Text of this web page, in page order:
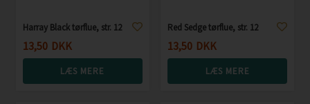
Harray Black tørflue, str. 12
13,50 DKK
LÆS MERE
Red Sedge tørflue, str. 12
13,50 DKK
LÆS MERE